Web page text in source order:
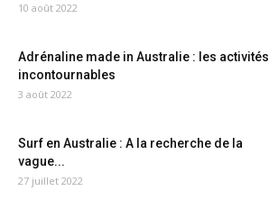
10 août 2022
Adrénaline made in Australie : les activités
incontournables
3 août 2022
Surf en Australie : A la recherche de la
vague...
27 juillet 2022